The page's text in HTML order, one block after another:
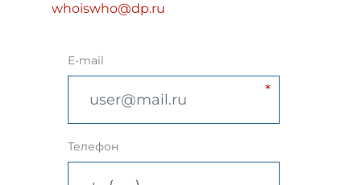
whoiswho@dp.ru
E-mail
Телефон